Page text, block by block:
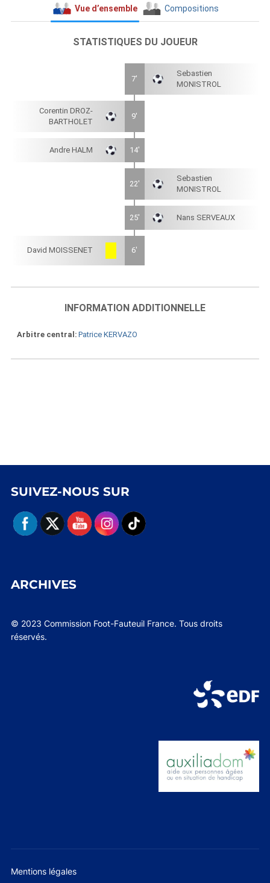
Vue d’ensemble Compositions
STATISTIQUES DU JOUEUR
7'
Sebastien
MONISTROL
Corentin DROZ-
BARTHOLET
9'
Andre HALM 14'
22'
Sebastien
MONISTROL
25' Nans SERVEAUX
David MOISSENET 6'
INFORMATION ADDITIONNELLE
Arbitre central Patrice KERVAZO
SUIVEZ-NOUS SUR
ARCHIVES
© 2023 Commission Foot-Fauteuil France. Tous droits
réservés.
Mentions légales